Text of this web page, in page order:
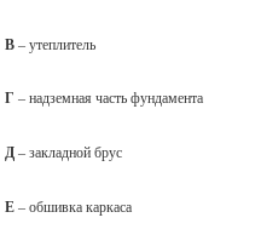
В – утеплитель
Г – надземная часть фундамента
Д – закладной брус
Е – обшивка каркаса